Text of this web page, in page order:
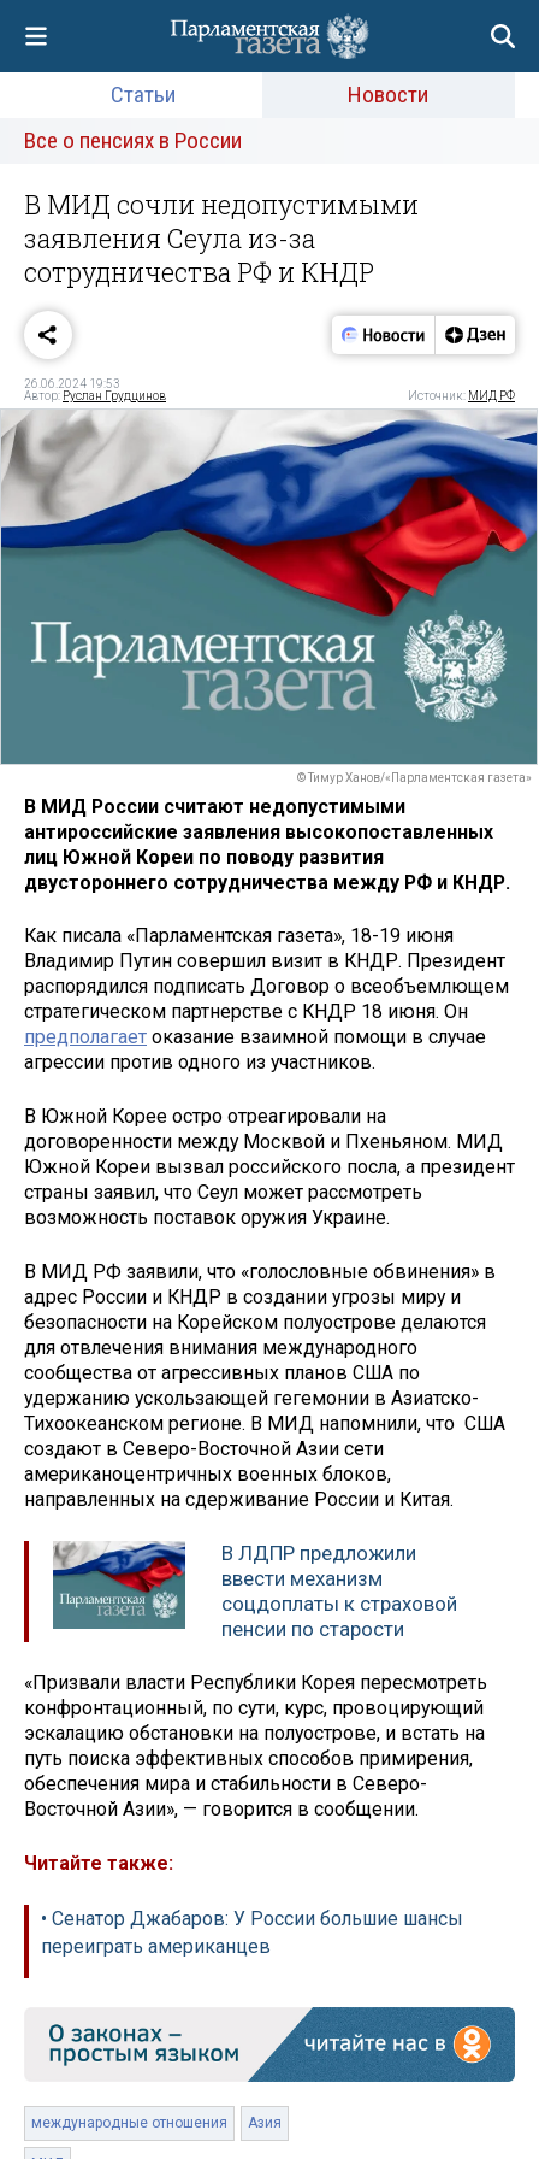
Статьи
Новости
Все о пенсиях в России
В МИД сочли недопустимыми
заявления Сеула из-за
сотрудничества РФ и КНДР
26.06.2024 19:53
Автор: Руслан Грудцинов Источник: МИД РФ
© Тимур Ханов/«Парламентская газета»
В МИД России считают недопустимыми
антироссийские заявления высокопоставленных
лиц Южной Кореи по поводу развития
двустороннего сотрудничества между РФ и КНДР.
Как писала «Парламентская газета», 18-19 июня
Владимир Путин совершил визит в КНДР. Президент
распорядился подписать Договор о всеобъемлющем
стратегическом партнерстве с КНДР 18 июня. Он
предполагает оказание взаимной помощи в случае
агрессии против одного из участников.
В Южной Корее остро отреагировали на
договоренности между Москвой и Пхеньяном. МИД
Южной Кореи вызвал российского посла, а президент
страны заявил, что Сеул может рассмотреть
возможность поставок оружия Украине.
В МИД РФ заявили, что «голословные обвинения» в
адрес России и КНДР в создании угрозы миру и
безопасности на Корейском полуострове делаются
для отвлечения внимания международного
сообщества от агрессивных планов США по
удержанию ускользающей гегемонии в Азиатско-
Тихоокеанском регионе. В МИД напомнили, что США
создают в Северо-Восточной Азии сети
американоцентричных военных блоков,
направленных на сдерживание России и Китая.
В ЛДПР предложили
ввести механизм
соцдоплаты к страховой
пенсии по старости
«Призвали власти Республики Корея пересмотреть
конфронтационный, по сути, курс, провоцирующий
эскалацию обстановки на полуострове, и встать на
путь поиска эффективных способов примирения,
обеспечения мира и стабильности в Северо-
Восточной Азии», — говорится в сообщении.
Читайте также:
• Сенатор Джабаров: У России большие шансы
переиграть американцев
международные отношения Азия